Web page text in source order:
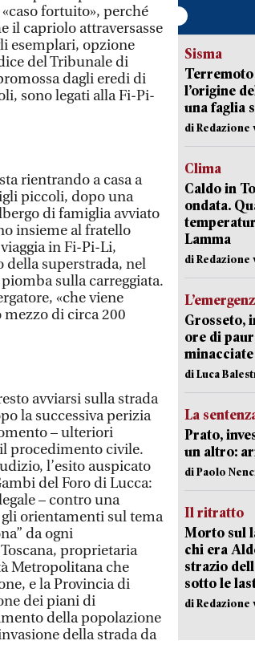
fortuito», perché
il capriolo attraversasse
esemplari, opzione
del Tribunale di
dagli eredi di
sono legati alla Fi-Pi-
rientrando a casa a
piccoli, dopo una
di famiglia avviato
insieme al fratello
in Fi-Pi-Li,
della superstrada, nel
sulla carreggiata.
«che viene
di circa 200
avviarsi sulla strada
la successiva perizia
– ulteriori
procedimento civile.
l’esito auspicato
del Foro di Lucca:
– contro una
orientamenti sul tema
da ogni
proprietaria
Metropolitana che
e la Provincia di
dei piani di
della popolazione
della strada da
Sisma
Terremoto
l’origine
una faglia
di Redazione
Clima
Caldo in
ondata.
Lamma
di Redazione
Grosseto,
ore di
di Luca
La
Prato,
un altro:
di Paolo
Il ritratto
Morto sul
chi era
strazio
sotto le
di Redazione